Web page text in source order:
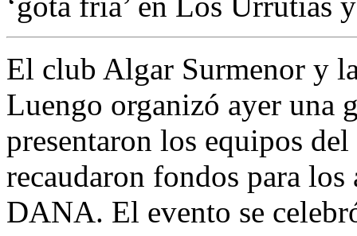
El club Algar Surmenor y
Luengo organizó ayer una
presentaron los equipos
recaudaron fondos para
DANA. El evento se